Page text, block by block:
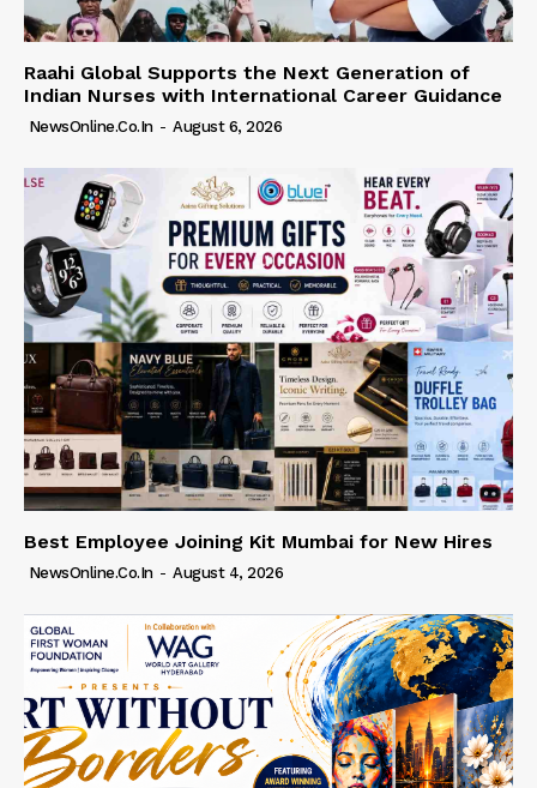
Raahi Global Supports the Next Generation of
Indian Nurses with International Career Guidance
NewsOnline.co.in - August 6, 2026
Best Employee Joining Kit Mumbai for New Hires
NewsOnline.co.in - August 4, 2026